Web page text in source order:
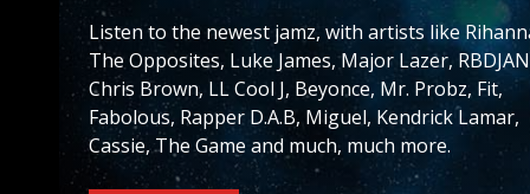
Listen to the newest jamz, with artists like
The Opposites, Luke James, Major Lazer,
Chris Brown, LL Cool J, Beyonce, Mr. Probz, Fit,
Fabolous, Rapper D.A.B, Miguel, Kendrick Lamar,
Cassie, The Game and much, much more.